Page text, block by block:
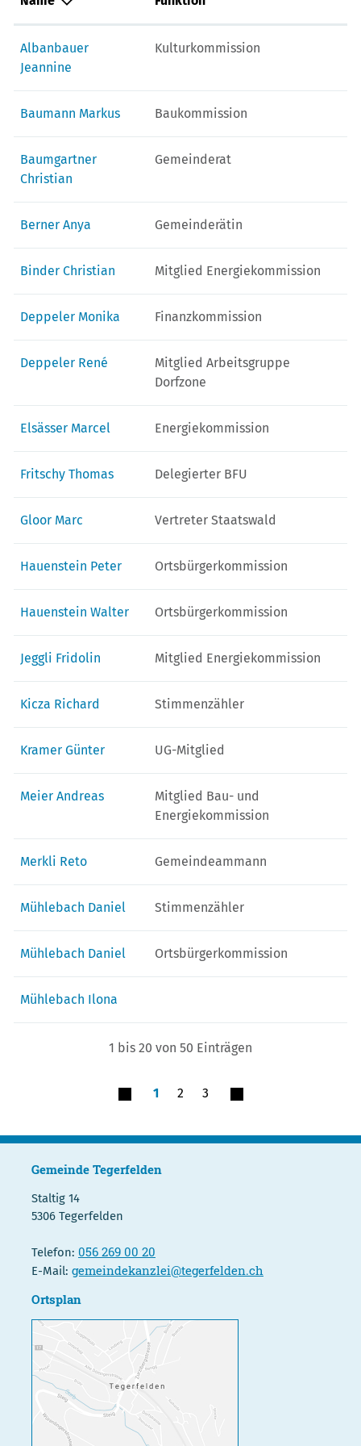
Albanbauer
Jeannine
Kulturkommission
Baumann Markus Baukommission
Baumgartner
Christian
Gemeinderat
Berner Anya Gemeinderätin
Binder Christian Mitglied Energiekommission
Deppeler Monika Finanzkommission
Deppeler René
Mitglied Arbeitsgruppe
Dorfzone
Elsässer Marcel Energiekommission
Fritschy Thomas Delegierter BFU
Gloor Marc Vertreter Staatswald
Hauenstein Peter Ortsbürgerkommission
Hauenstein Walter Ortsbürgerkommission
Jeggli Fridolin Mitglied Energiekommission
Kicza Richard Stimmenzähler
Kramer Günter UG-Mitglied
Meier Andreas
Mitglied Bau- und
Energiekommission
Merkli Reto Gemeindeammann
Mühlebach Daniel Stimmenzähler
Mühlebach Daniel Ortsbürgerkommission
Mühlebach Ilona
1 bis 20 von 50 Einträgen
1 2 3
Gemeinde Tegerfelden
Staltig 14
5306 Tegerfelden
Telefon: 056 269 00 20
E-Mail: gemeindekanzlei@tegerfelden.ch
Ortsplan